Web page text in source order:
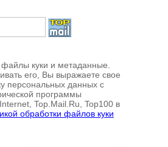
файлы куки и метаданные.
его, Вы выражаете свое
персональных данных с
программы
Top.Mail.Ru, Top100 в
обработки файлов куки